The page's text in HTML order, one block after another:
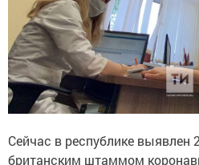
Сейчас в республике выявлен
британским штаммом